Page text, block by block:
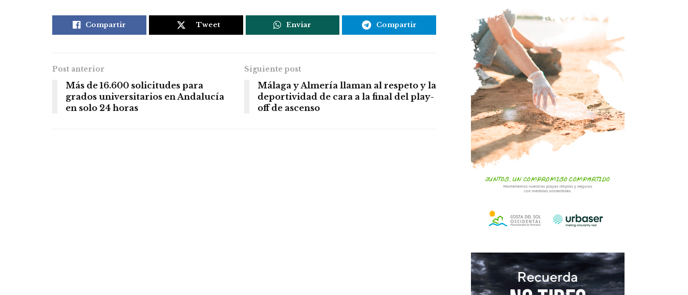
Compartir Tweet Enviar Compartir
Post anterior
Más de 16.600 solicitudes para
grados universitarios en Andalucía
en solo 24 horas
Siguiente post
Málaga y Almería llaman al respeto y la
deportividad de cara a la final del play-
off de ascenso